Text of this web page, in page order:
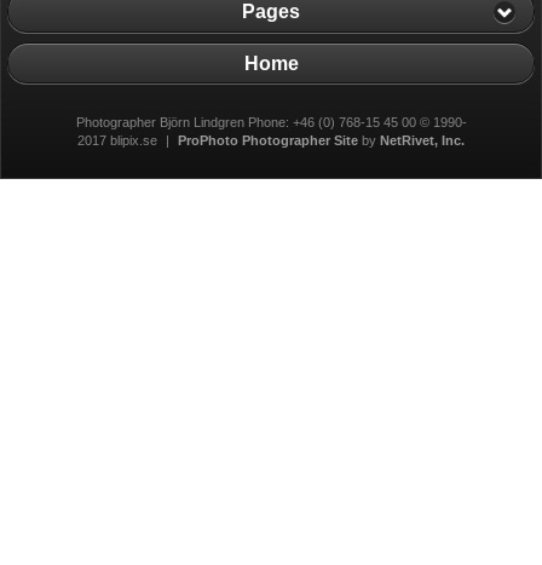
Pages
Home
Photographer Björn Lindgren Phone: +46 (0) 768-15 45 00 © 1990-
2017 blipix.se
ProPhoto Photographer Siteby NetRivet, Inc.